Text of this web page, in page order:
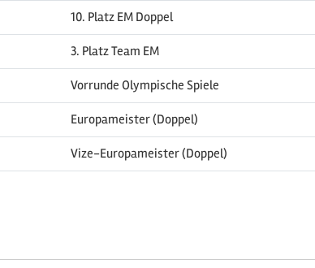
10. Platz EM Doppel
3. Platz Team EM
Vorrunde Olympische Spiele
Europameister (Doppel)
Vize-Europameister (Doppel)